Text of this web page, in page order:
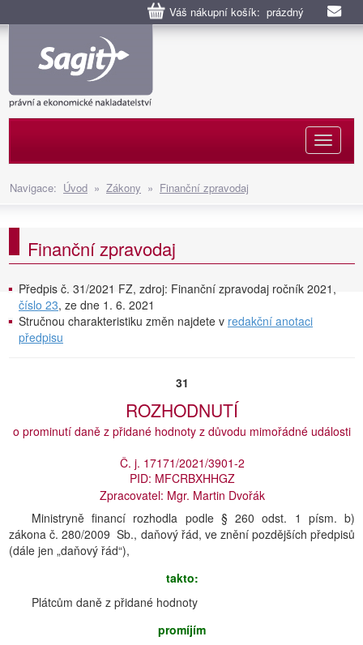
Váš nákupní košík: prázdný
Navigace: Úvod » Zákony » Finanční zpravodaj
Finanční zpravodaj
Předpis č. 31/2021 FZ, zdroj: Finanční zpravodaj ročník 2021,
číslo 23, ze dne 1. 6. 2021
Stručnou charakteristiku změn najdete v redakční anotaci
předpisu
31
ROZHODNUTÍ
o prominutí daně z přidané hodnoty z důvodu mimořádné události
Č. j. 17171/2021/3901-2
PID: MFCRBXHHGZ
Zpracovatel: Mgr. Martin Dvořák
Ministryně financí rozhodla podle § 260 odst. 1 písm. b)
zákona č. 280/2009 Sb., daňový řád, ve znění pozdějších předpisů
(dále jen „daňový řád“),
takto:
Plátcům daně z přidané hodnoty
promíjím